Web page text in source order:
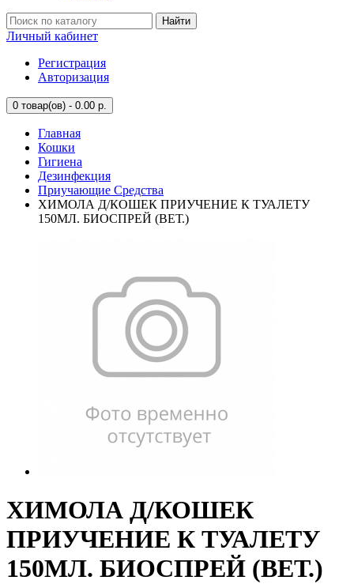
Найти
Личный кабинет
Регистрация
Авторизация
0 товар(ов) - 0.00 р.
Главная
Кошки
Гигиена
Дезинфекция
Приучающие Средства
ХИМОЛА Д/КОШЕК ПРИУЧЕНИЕ К ТУАЛЕТУ
150МЛ. БИОСПРЕЙ (ВЕТ.)
ХИМОЛА Д/КОШЕК
ПРИУЧЕНИЕ К ТУАЛЕТУ
150МЛ. БИОСПРЕЙ (ВЕТ.)